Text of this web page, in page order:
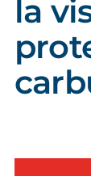
la